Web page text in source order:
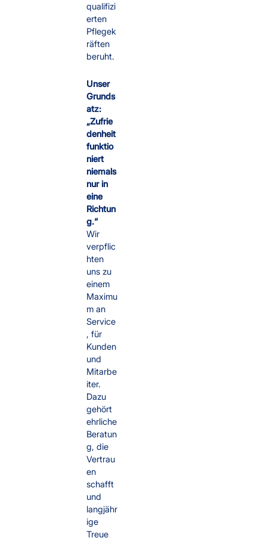
qualifizi
erten
Pflegek
räften
beruht.
Unser
Grunds
atz:
„Zufrie
denheit
funktio
niert
niemals
nur in
eine
Richtun
g.“
Wir
verpflic
hten
uns zu
einem
Maximu
m an
Service
, für
Kunden
und
Mitarbe
iter.
Dazu
gehört
ehrliche
Beratun
g, die
Vertrau
en
schafft
und
langjähr
ige
Treue